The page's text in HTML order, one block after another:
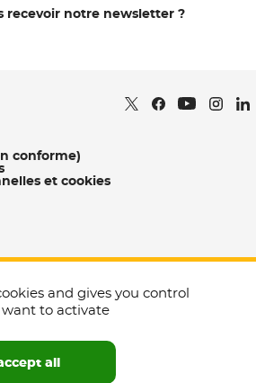
recevoir notre newsletter ?
Retrouvez nous sur
- Nouvelle fenêtre
Retrouvez
- Nouvelle
Retrouvez
- -
conforme)
et cookies
fenêtre
Occitanie Culture
Tous nos sites
and gives you control
to activate
all